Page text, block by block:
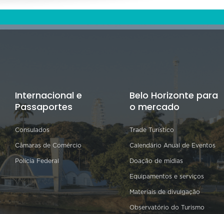
Internacional e
Passaportes
Consulados
Câmaras de Comércio
Polícia Federal
Belo Horizonte para
o mercado
Trade Turístico
Calendário Anual de Eventos
Doação de mídias
Equipamentos e serviços
Materiais de divulgação
Observatório do Turismo